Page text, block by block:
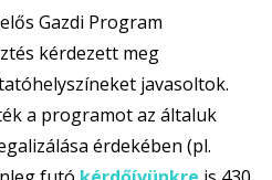
Gazdi Program
kérdezett meg
javasoltok.
a programot az általuk
érdekében (pl.